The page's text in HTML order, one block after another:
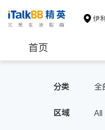
伊
首页
分类 全
区域 All